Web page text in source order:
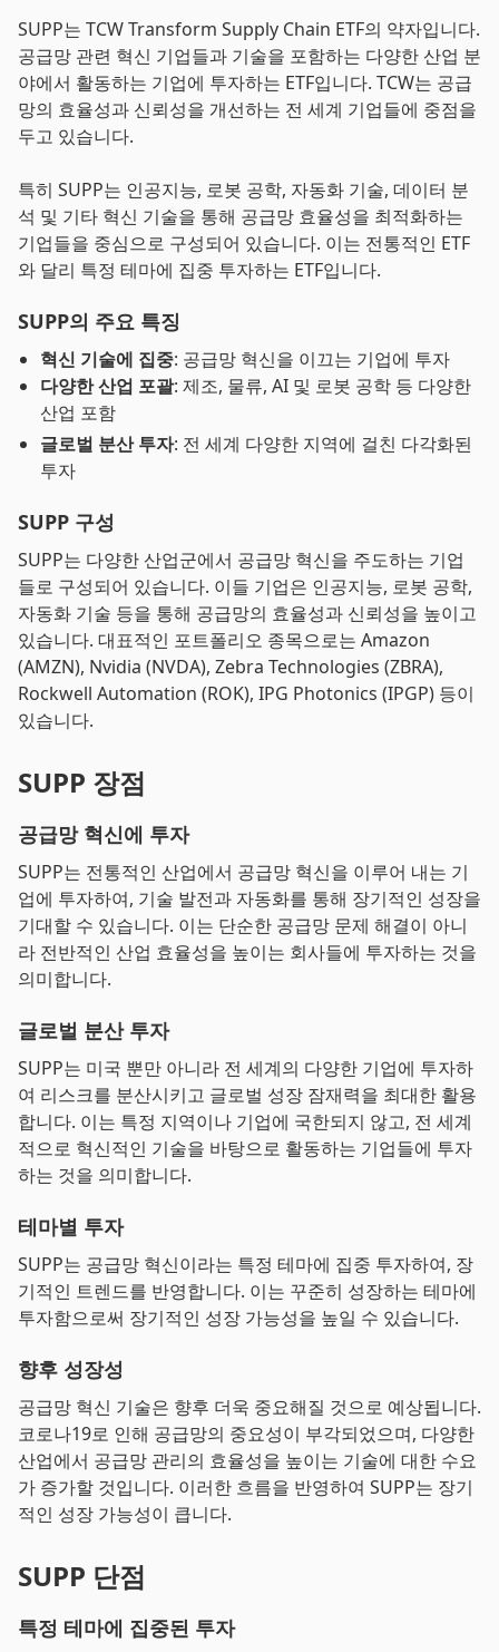
SUPP는 TCW Transform Supply Chain ETF의 약자입니다.
공급망 관련 혁신 기업들과 기술을 포함하는 다양한 산업 분
야에서 활동하는 기업에 투자하는 ETF입니다. TCW는 공급
망의 효율성과 신뢰성을 개선하는 전 세계 기업들에 중점을
두고 있습니다.
특히 SUPP는 인공지능, 로봇 공학, 자동화 기술, 데이터 분
석 및 기타 혁신 기술을 통해 공급망 효율성을 최적화하는
기업들을 중심으로 구성되어 있습니다. 이는 전통적인 ETF
와 달리 특정 테마에 집중 투자하는 ETF입니다.
SUPP의 주요 특징
혁신 기술에 집중: 공급망 혁신을 이끄는 기업에 투자
다양한 산업 포괄: 제조, 물류, AI 및 로봇 공학 등 다양한
산업 포함
글로벌 분산 투자: 전 세계 다양한 지역에 걸친 다각화된
투자
SUPP 구성
SUPP는 다양한 산업군에서 공급망 혁신을 주도하는 기업
들로 구성되어 있습니다. 이들 기업은 인공지능, 로봇 공학,
자동화 기술 등을 통해 공급망의 효율성과 신뢰성을 높이고
있습니다. 대표적인 포트폴리오 종목으로는 Amazon
(AMZN), Nvidia (NVDA), Zebra Technologies (ZBRA),
Rockwell Automation (ROK), IPG Photonics (IPGP) 등이
있습니다.
SUPP 장점
공급망 혁신에 투자
SUPP는 전통적인 산업에서 공급망 혁신을 이루어 내는 기
업에 투자하여, 기술 발전과 자동화를 통해 장기적인 성장을
기대할 수 있습니다. 이는 단순한 공급망 문제 해결이 아니
라 전반적인 산업 효율성을 높이는 회사들에 투자하는 것을
의미합니다.
글로벌 분산 투자
SUPP는 미국 뿐만 아니라 전 세계의 다양한 기업에 투자하
여 리스크를 분산시키고 글로벌 성장 잠재력을 최대한 활용
합니다. 이는 특정 지역이나 기업에 국한되지 않고, 전 세계
적으로 혁신적인 기술을 바탕으로 활동하는 기업들에 투자
하는 것을 의미합니다.
테마별 투자
SUPP는 공급망 혁신이라는 특정 테마에 집중 투자하여, 장
기적인 트렌드를 반영합니다. 이는 꾸준히 성장하는 테마에
투자함으로써 장기적인 성장 가능성을 높일 수 있습니다.
향후 성장성
공급망 혁신 기술은 향후 더욱 중요해질 것으로 예상됩니다.
코로나19로 인해 공급망의 중요성이 부각되었으며, 다양한
산업에서 공급망 관리의 효율성을 높이는 기술에 대한 수요
가 증가할 것입니다. 이러한 흐름을 반영하여 SUPP는 장기
적인 성장 가능성이 큽니다.
SUPP 단점
특정 테마에 집중된 투자